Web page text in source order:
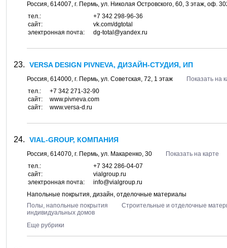
Россия, 614007, г. Пермь, ул. Николая Островского, 60, 3 этаж, оф.
тел.:
+7 342 298-96-36
сайт:
vk.com/dgtotal
электронная почта:
dg-total@yandex.ru
VERSA DESIGN PIVNEVA, ДИЗАЙН-СТУДИЯ, ИП
Россия, 614000, г. Пермь, ул. Советская, 72, 1 этаж
Показать на
тел.:
+7 342 271-32-90
сайт:
www.pivneva.com
сайт:
www.versa-d.ru
VIAL-GROUP, КОМПАНИЯ
Россия, 614070, г. Пермь, ул. Макаренко, 30
Показать на карте
тел.:
+7 342 286-04-07
сайт:
vialgroup.ru
электронная почта:
info@vialgroup.ru
Напольные покрытия, дизайн, отделочные материалы
Полы, напольные покрытия
Строительные и отделочные
индивидуальных домов
Еще рубрики